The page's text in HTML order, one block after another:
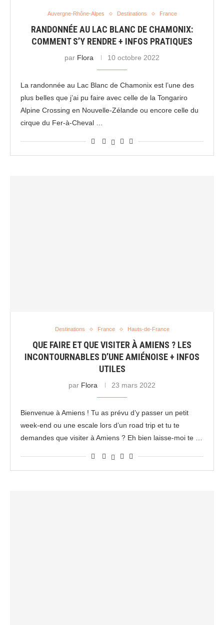
Auvergne-Rhône-Alpes Destinations France
RANDONNÉE AU LAC BLANC DE CHAMONIX:
COMMENT S’Y RENDRE + INFOS PRATIQUES
par Flora 10 octobre 2022
La randonnée au Lac Blanc de Chamonix est l’une des
plus belles que j’ai pu faire avec celle de la Tongariro
Alpine Crossing en Nouvelle-Zélande ou encore celle du
cirque du Fer-à-Cheval …
Destinations France Hauts-de-France
QUE FAIRE ET QUE VISITER À AMIENS ? LES
INCONTOURNABLES D’UNE AMIÉNOISE + INFOS
UTILES
par Flora 23 mars 2022
Bienvenue à Amiens ! Tu as prévu d’y passer un petit
week-end ou une escale lors d’un road trip et tu te
demandes que visiter à Amiens ? Eh bien laisse-moi te …